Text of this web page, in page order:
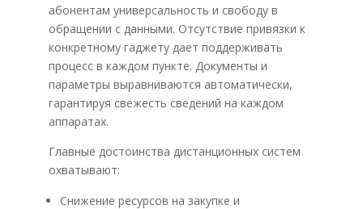
абонентам универсальность и свободу в
обращении с данными. Отсутствие привязки к
конкретному гаджету дает поддерживать
процесс в каждом пункте. Документы и
параметры выравниваются автоматически,
гарантируя свежесть сведений на каждом
аппаратах.
Главные достоинства дистанционных систем
охватывают:
Снижение ресурсов на закупке и